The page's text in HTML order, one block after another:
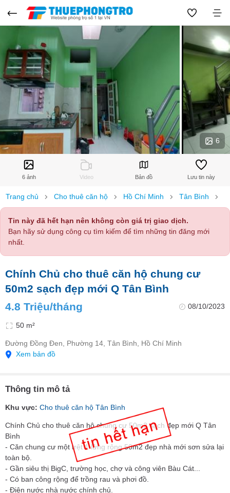
6
6 ảnh Video Bản đồ Lưu tin này
Trang chủ Cho thuê căn hộ Hồ Chí Minh Tân Bình
Tin này đã hết hạn nên không còn giá trị giao dịch.
Bạn hãy sử dụng công cụ tìm kiếm để tìm những tin đăng mới
nhất.
Chính Chủ cho thuê căn hộ chung cư
50m2 sạch đẹp mới Q Tân Bình
4.8 Triệu/tháng
08/10/2023
50 m²
Đường Đồng Đen, Phường 14, Tân Bình, Hồ Chí Minh
Xem bản đồ
Thông tin mô tả
Khu vực: Cho thuê căn hộ Tân Bình
Chính Chủ cho thuê căn hộ chung cư 50m2 sạch đẹp mới Q Tân
Bình
- Căn chung cư một trệt 1 lửng rộng 50m2 đẹp nhà mới sơn sửa lại
toàn bộ.
- Gần siêu thị BigC, trường học, chợ và công viên Bàu Cát...
- Có ban công rộng để trồng rau và phơi đồ.
- Điện nước nhà nước chính chủ.